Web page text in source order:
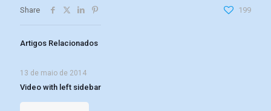
Share 199
Artigos Relacionados
13 de maio de 2014
Video with left sidebar